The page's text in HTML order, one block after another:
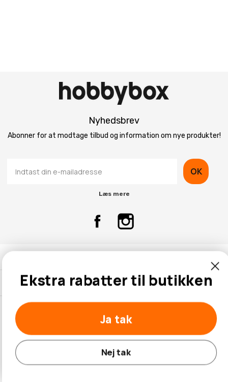
Nyhedsbrev
Abonner for at modtage tilbud og information om nye produkter!
OK
Læs mere
Kundeservice
© 2026 Hobbybox.dk
Ekstra rabatter til butikken
Ja tak
Nej tak